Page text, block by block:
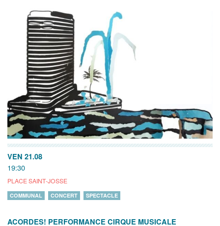
VEN 21.08
19:30
PLACE SAINT-JOSSE
COMMUNAL CONCERT SPECTACLE
ACORDES! PERFORMANCE CIRQUE MUSICALE